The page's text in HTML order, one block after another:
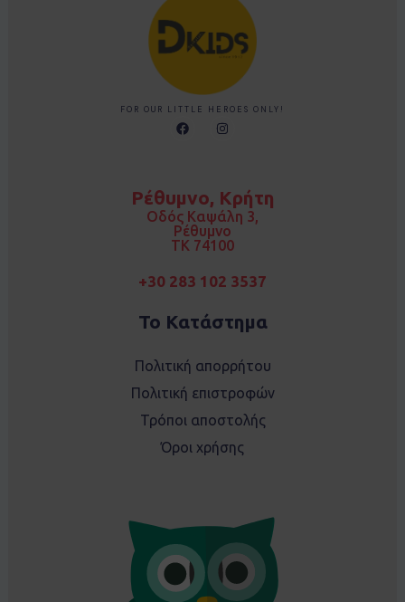
FOR OUR LITTLE HEROES ONLY!
F
a
o
I
n
r
a
m
Ρέθυμνο, Κρήτη
Οδός Καψάλη 3,
Ρέθυμνο
TK 74100
+30 283 102 3537
Το Κατάστημα
Πολιτική απορρήτου
Πολιτική επιστροφών
Τρόποι αποστολής
Όροι χρήσης